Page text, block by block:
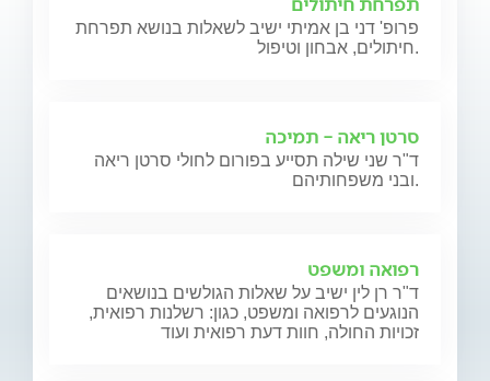
פרופ' דני בן אמיתי ישיב לשאלות בנושא תפרחת
חיתולים, אבחון וטיפול.
סרטן ריאה - תמיכה
ד"ר שני שילה תסייע בפורום לחולי סרטן ריאה
ובני משפחותיהם.
רפואה ומשפט
ד"ר רן לין ישיב על שאלות הגולשים בנושאים
הנוגעים לרפואה ומשפט, כגון: רשלנות רפואית,
זכויות החולה, חוות דעת רפואית ועוד